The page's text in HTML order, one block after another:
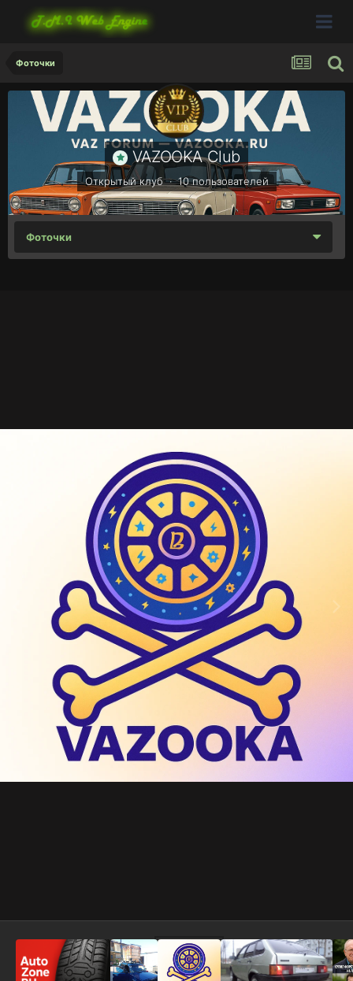
Фоточки
VAZOOKA Club
Открытый клуб · 10 пользователей
Фоточки